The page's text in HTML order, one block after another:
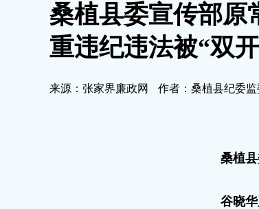
桑植县委宣传部原
重违纪违法被“双
来源：张家界廉政网 作者：桑植县纪委监
桑植
谷晓